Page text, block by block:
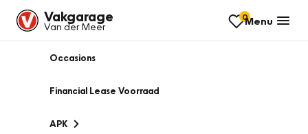
Vakgarage
Van der Meer
0Menu
Occasions
Financial Lease Voorraad
APK